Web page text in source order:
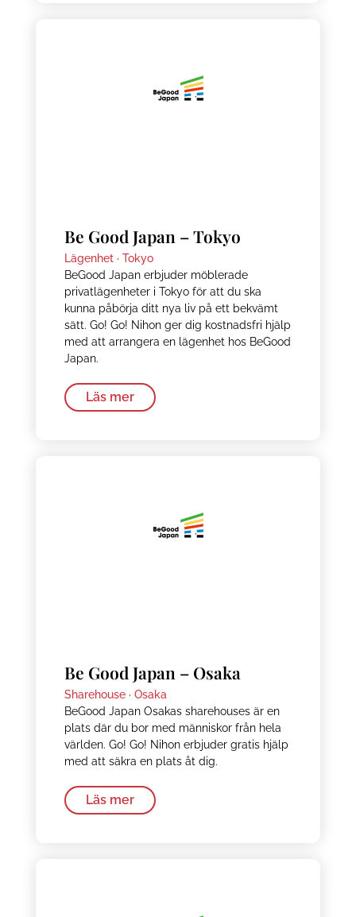
Be Good Japan – Tokyo
Lägenhet · Tokyo
BeGood Japan erbjuder möblerade
privatlägenheter i Tokyo för att du ska
kunna påbörja ditt nya liv på ett bekvämt
sätt. Go! Go! Nihon ger dig kostnadsfri hjälp
med att arrangera en lägenhet hos BeGood
Japan.
Läs mer
Be Good Japan – Osaka
Sharehouse · Osaka
BeGood Japan Osakas sharehouses är en
plats där du bor med människor från hela
världen. Go! Go! Nihon erbjuder gratis hjälp
med att säkra en plats åt dig.
Läs mer